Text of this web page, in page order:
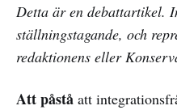
Detta är en debattartikel.
ställningstagande, och
redaktionens eller
Att påstå att